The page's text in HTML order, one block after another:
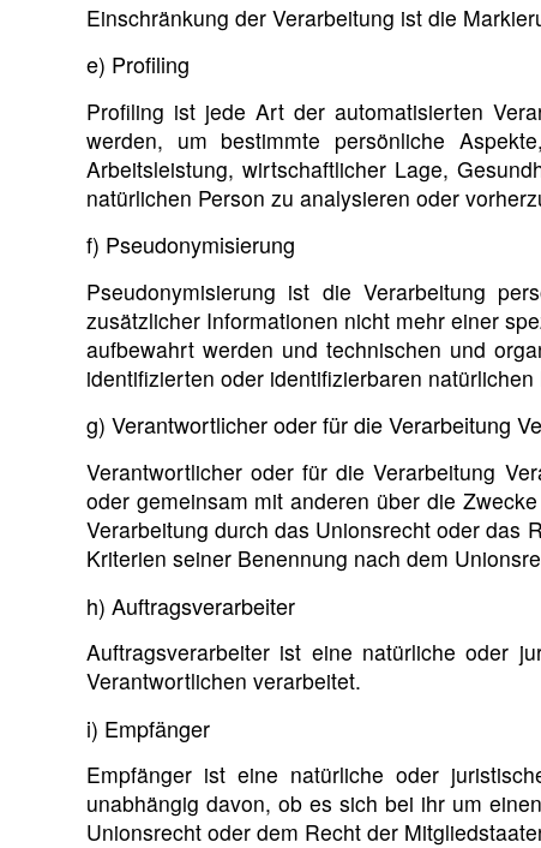
Einschränkung der Verarbeitung ist die
e) Profiling
Profiling ist jede Art der automatisierten
werden, um bestimmte persönliche
Arbeitsleistung, wirtschaftlicher Lage,
natürlichen Person zu analysieren oder
f) Pseudonymisierung
Pseudonymisierung ist die Verarbeitung
zusätzlicher Informationen nicht mehr einer
aufbewahrt werden und technischen und
identifizierten oder identifizierbaren
g) Verantwortlicher oder für die Verarbeitung
Verantwortlicher oder für die Verarbeitung
oder gemeinsam mit anderen über die
Verarbeitung durch das Unionsrecht oder das
Kriterien seiner Benennung nach dem
h) Auftragsverarbeiter
Auftragsverarbeiter ist eine natürliche oder
Verantwortlichen verarbeitet.
i) Empfänger
Empfänger ist eine natürliche oder
unabhängig davon, ob es sich bei ihr um
Unionsrecht oder dem Recht der